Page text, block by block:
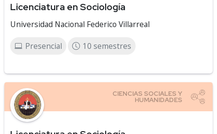
Licenciatura en Sociología
Universidad Nacional Federico Villarreal
Presencial 10 semestres